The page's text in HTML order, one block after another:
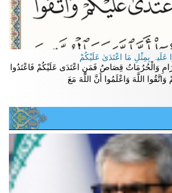
عَلَيہ بِمِثْلِ مَا اعْتَدَىٰ عَلَيْكُمْ
وَالْحُرُمَاتُ قِصَاصٌ فَمَنِ اعْتَدَى عَلَيْكُمْ فَاعْتَدُوا
اللَّهَ وَاعْلَمُوا أَنَّ اللَّهَ مَعَ